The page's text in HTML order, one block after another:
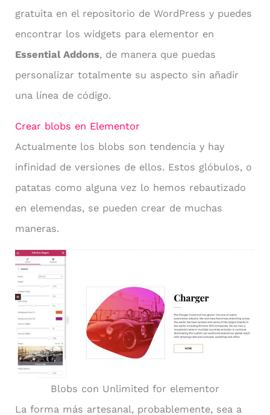
gratuita en el repositorio de WordPress y puedes
encontrar los widgets para elementor en
Essential Addons, de manera que puedas
personalizar totalmente su aspecto sin añadir
una línea de código.
Crear blobs en Elementor
Actualmente los blobs son tendencia y hay
infinidad de versiones de ellos. Estos glóbulos, o
patatas como alguna vez lo hemos rebautizado
en elemendas, se pueden crear de muchas
maneras.
Blobs con Unlimited for elementor
La forma más artesanal, probablemente, sea a